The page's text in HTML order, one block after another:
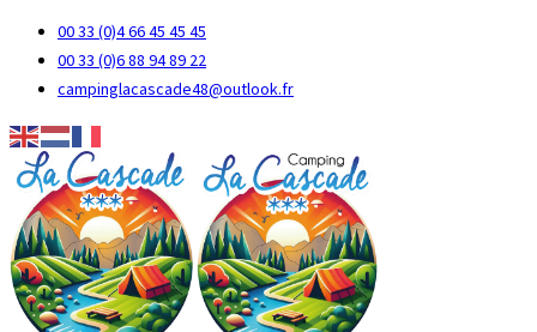
00 33 (0)4 66 45 45 45
00 33 (0)6 88 94 89 22
campinglacascade48@outlook.fr